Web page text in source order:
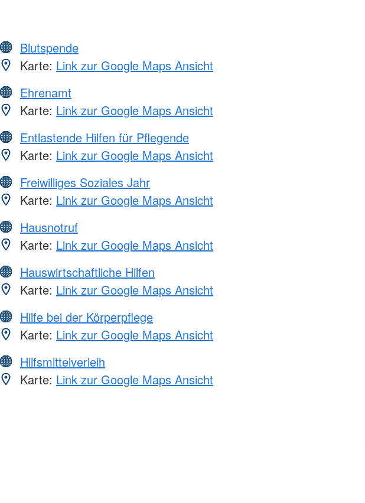
Blutspende
Karte: Link zur Google Maps Ansicht
Ehrenamt
Karte: Link zur Google Maps Ansicht
Entlastende Hilfen für Pflegende
Karte: Link zur Google Maps Ansicht
Freiwilliges Soziales Jahr
Karte: Link zur Google Maps Ansicht
Hausnotruf
Karte: Link zur Google Maps Ansicht
Hauswirtschaftliche Hilfen
Karte: Link zur Google Maps Ansicht
Hilfe bei der Körperpflege
Karte: Link zur Google Maps Ansicht
Hilfsmittelverleih
Karte: Link zur Google Maps Ansicht